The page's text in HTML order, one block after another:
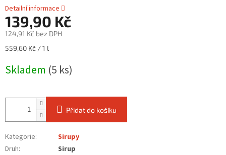
Detailní informace
139,90 Kč
124,91 Kč bez DPH
Měrná
559,60 Kč / 1 l
Skladem (5 ks)
Přidat do košíku
Kategorie:
Sirupy
Druh:
Sirup